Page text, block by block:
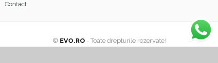
Contact
© EVO.RO - Toate drepturile rezervate!